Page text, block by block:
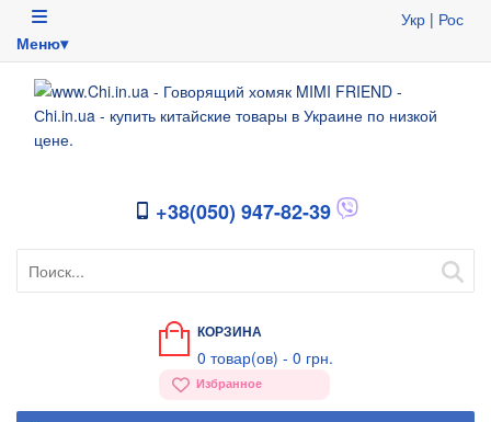
Меню▾
Укр | Рос
+38(050) 947-82-39
КОРЗИНА
0 товар(ов) - 0 грн.
Избранное